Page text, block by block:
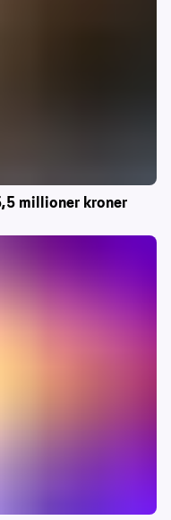
millioner kroner